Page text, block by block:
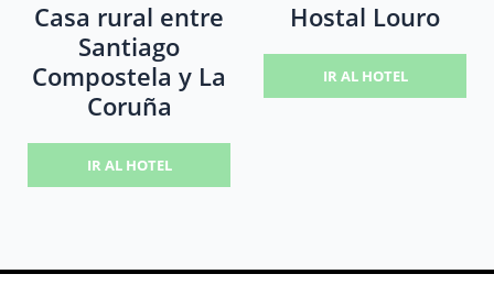
Casa rural entre
Santiago
Compostela y La
Coruña
IR AL HOTEL
Hostal Louro
IR AL HOTEL